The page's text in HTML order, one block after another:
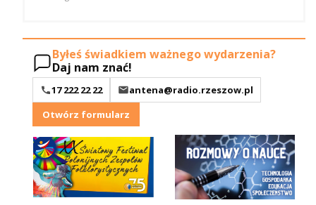
Byłeś świadkiem ważnego wydarzenia?
Daj nam znać!
17 222 22 22
antena@radio.rzeszow.pl
Otwórz formularz